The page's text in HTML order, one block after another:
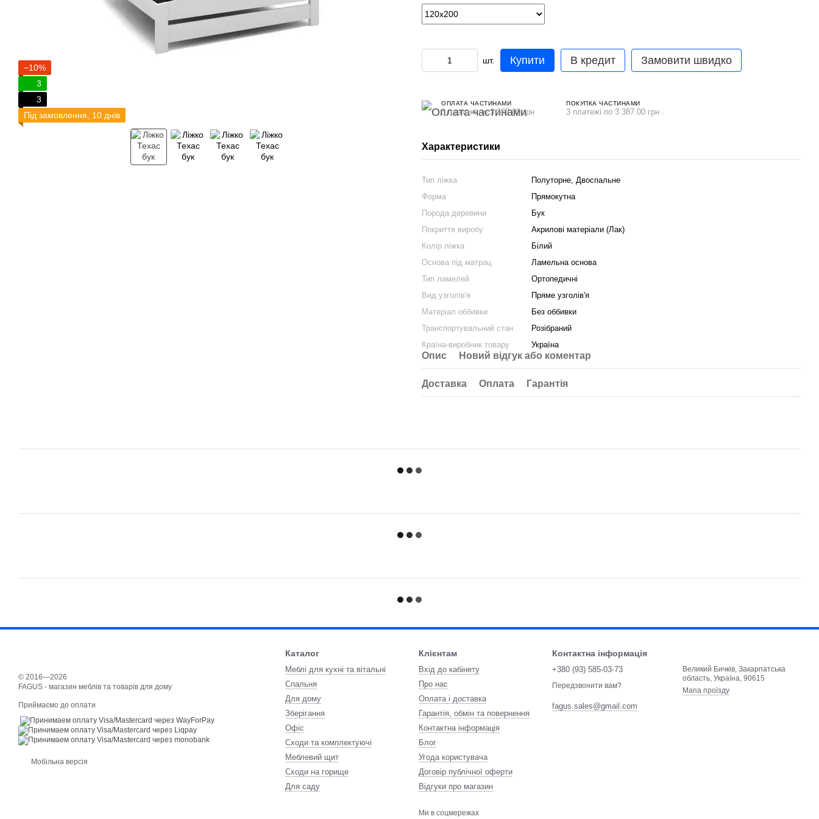
−10%
3
3
Під замовлення, 10 днів
шт. Купити В кредит Замовити швидко
ОПЛАТА ЧАСТИНАМИ
3 платежі по 3 387.00 грн
ПОКУПКА ЧАСТИНАМИ
3 платежі по 3 387.00 грн
Характеристики
Тип ліжка
Полуторне, Двоспальне
Форма
Прямокутна
Порода деревини
Бук
Покриття виробу
Акрилові матеріали (Лак)
Колір ліжка
Білий
Основа під матрац
Ламельна основа
Тип ламелей
Ортопедичні
Вид узголів'я
Пряме узголів'я
Матеріал оббивки
Без оббивки
Транспортувальний стан
Розібраний
Країна-виробник товару
Україна
Опис Новий відгук або коментар
Доставка Оплата Гарантія
© 2016—2026
FAGUS - магазин меблів та товарів для дому
Приймаємо до оплати
Мобільна версія
Каталог
Меблі для кухні та вітальні
Спальня
Для дому
Зберігання
Офіс
Сходи та комплектуючі
Меблевий щит
Сходи на горище
Для саду
Клієнтам
Вхід до кабінету
Про нас
Оплата і доставка
Гарантія, обмін та повернення
Контактна інформація
Блог
Угода користувача
Договір публічної оферти
Відгуки про магазин
Ми в соцмережах
Контактна інформація
+380 (93) 585-03-73
Передзвонити вам?
fagus.sales@gmail.com
Великий Бичків, Закарпатська
область, Україна, 90615
Мапа проїзду